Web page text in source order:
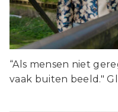
“Als mensen niet
vaak buiten beeld."